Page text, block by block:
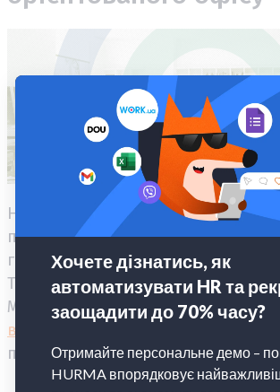
На перший погляд може здатися,
перераховані недоліки дуже
грамотно впровадити ABW, їх
Таку стратегію змогла впровадити
Morgan Lovell, яка видала
впровадження ABW
пунктів з нього.